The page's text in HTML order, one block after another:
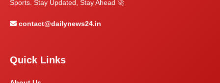
Sports. Stay Updated, Stay Ahead 🚀
contact@dailynews24.in
Quick Links